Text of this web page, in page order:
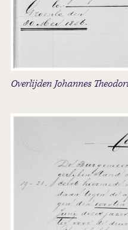
Overlijden Johannes